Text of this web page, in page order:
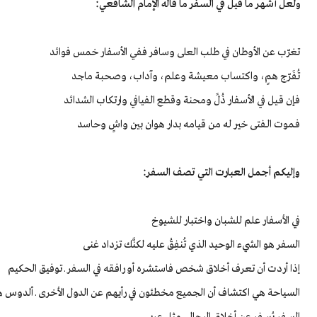
ولعل أشهر ما قيل في السفر ما قاله الإمام الشافعي:
تغرّب عن الأوطان في طلب العلى وسافر ففي الأسفار خمس فوائد
تُفَرّج همٍ، واكتساب معيشة وعلم، وآداب، وصحبة ماجد
فإن قـيل في الأسفار ذُلً ومحنة وقطع الفيافي وارتكاب الشدائد
فـموت الـفتى خير له من قيامه بدار هوان بين واشٍ وحاسد
وإليكم أجمل العبارت التي تصف السفر:
في الأسفار علم للشبان واختبار للشيوخ
السفر هو الشيء الوحيد الذي تُنفِقُ عليه لكنَّك تزداد غنى
إذا أردت أن تعرف أخلاق شخص فاستشره أو رافقه في السفر ـ توفيق الحكيم
السياحة هي اكتشاف أن الجميع مخطئون في رأيهم عن الدول الأخرى ـ